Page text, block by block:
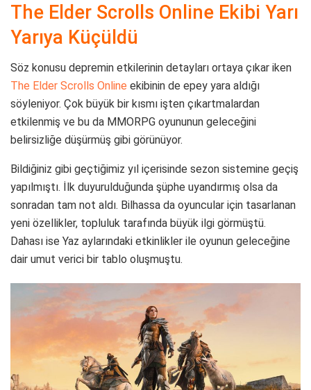
The Elder Scrolls Online Ekibi Yarı
Yarıya Küçüldü
Söz konusu depremin etkilerinin detayları ortaya çıkar iken
The Elder Scrolls Online ekibinin de epey yara aldığı
söyleniyor. Çok büyük bir kısmı işten çıkartmalardan
etkilenmiş ve bu da MMORPG oyununun geleceğini
belirsizliğe düşürmüş gibi görünüyor.
Bildiğiniz gibi geçtiğimiz yıl içerisinde sezon sistemine geçiş
yapılmıştı. İlk duyurulduğunda şüphe uyandırmış olsa da
sonradan tam not aldı. Bilhassa da oyuncular için tasarlanan
yeni özellikler, topluluk tarafında büyük ilgi görmüştü.
Dahası ise Yaz aylarındaki etkinlikler ile oyunun geleceğine
dair umut verici bir tablo oluşmuştu.